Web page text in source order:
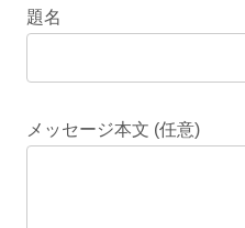
題名
メッセージ本文 (任意)